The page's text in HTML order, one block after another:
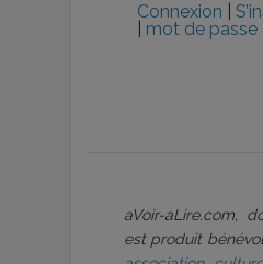
Connexion
mot de passe
aVoir-aLire.com,
est produit